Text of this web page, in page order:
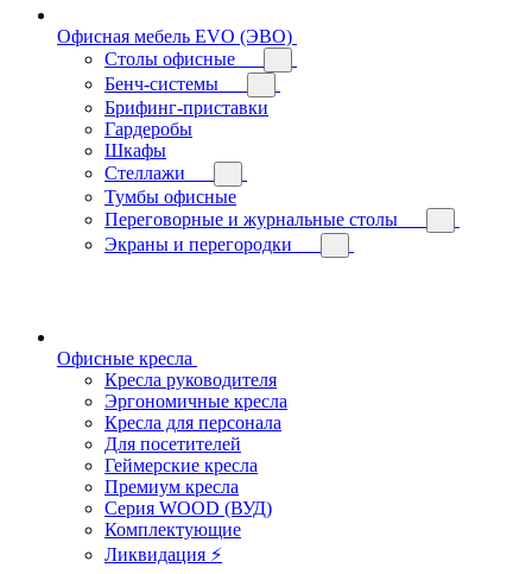
Офисная мебель EVO (ЭВО)
Cтолы офисные
Бенч-системы
Брифинг-приставки
Гардеробы
Шкафы
Стеллажи
Тумбы офисные
Переговорные и журнальные столы
Экраны и перегородки
Офисные кресла
Кресла руководителя
Эргономичные кресла
Кресла для персонала
Для посетителей
Геймерские кресла
Премиум кресла
Серия WOOD (ВУД)
Комплектующие
Ликвидация ⚡